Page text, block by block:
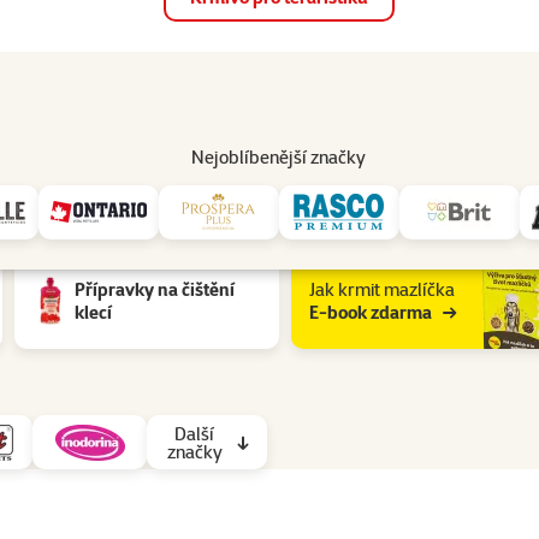
Nejoblíbenější značky
Prodejny Služby
Přípravky na čištění
klecí
Jak krmit mazlíčka
E-book zdarma
Další
značky